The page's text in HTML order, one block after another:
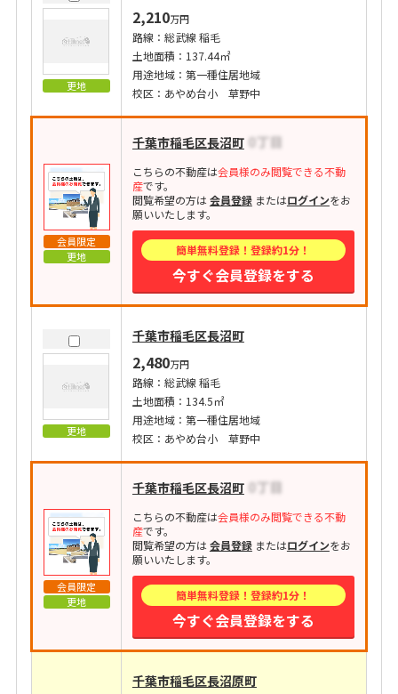
更地
2,210万円
路線：総武線 稲毛
土地面積：137.44㎡
用途地域：第一種住居地域
校区：あやめ台小 草野中
会員限定
更地
千葉市稲毛区長沼町
こちらの不動産は会員様のみ閲覧できる不動
産です。
閲覧希望の方は会員登録またはログインをお
願いいたします。
簡単無料登録！登録約1分！
今すぐ会員登録をする
更地
千葉市稲毛区長沼町
2,480万円
路線：総武線 稲毛
土地面積：134.5㎡
用途地域：第一種住居地域
校区：あやめ台小 草野中
会員限定
更地
千葉市稲毛区長沼町
こちらの不動産は会員様のみ閲覧できる不動
産です。
閲覧希望の方は会員登録またはログインをお
願いいたします。
簡単無料登録！登録約1分！
今すぐ会員登録をする
千葉市稲毛区長沼原町